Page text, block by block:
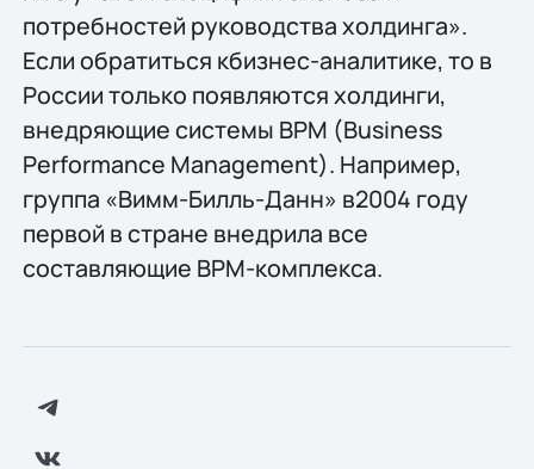
потребностей руководства холдинга».
Если обратиться кбизнес-аналитике, то в
России только появляются холдинги,
внедряющие системы BPM (Business
Performance Management). Например,
группа «Вимм-Билль-Данн» в2004 году
первой в стране внедрила все
составляющие BPM-комплекса.